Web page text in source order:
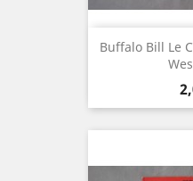
Buffalo Bill Le